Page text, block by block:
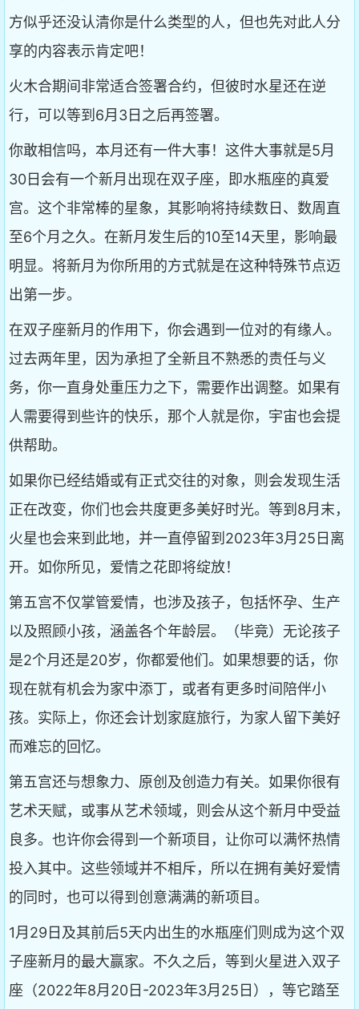
方似乎还没认清你是什么类型的人，但也先对此人分
享的内容表示肯定吧！
火木合期间非常适合签署合约，但彼时水星还在逆
行，可以等到6月3日之后再签署。
你敢相信吗，本月还有一件大事！这件大事就是5月
30日会有一个新月出现在双子座，即水瓶座的真爱
宫。这个非常棒的星象，其影响将持续数日、数周直
至6个月之久。在新月发生后的10至14天里，影响最
明显。将新月为你所用的方式就是在这种特殊节点迈
出第一步。
在双子座新月的作用下，你会遇到一位对的有缘人。
过去两年里，因为承担了全新且不熟悉的责任与义
务，你一直身处重压力之下，需要作出调整。如果有
人需要得到些许的快乐，那个人就是你，宇宙也会提
供帮助。
如果你已经结婚或有正式交往的对象，则会发现生活
正在改变，你们也会共度更多美好时光。等到8月末，
火星也会来到此地，并一直停留到2023年3月25日离
开。如你所见，爱情之花即将绽放！
第五宫不仅掌管爱情，也涉及孩子，包括怀孕、生产
以及照顾小孩，涵盖各个年龄层。（毕竟）无论孩子
是2个月还是20岁，你都爱他们。如果想要的话，你
现在就有机会为家中添丁，或者有更多时间陪伴小
孩。实际上，你还会计划家庭旅行，为家人留下美好
而难忘的回忆。
第五宫还与想象力、原创及创造力有关。如果你很有
艺术天赋，或事从艺术领域，则会从这个新月中受益
良多。也许你会得到一个新项目，让你可以满怀热情
投入其中。这些领域并不相斥，所以在拥有美好爱情
的同时，也可以得到创意满满的新项目。
1月29日及其前后5天内出生的水瓶座们则成为这个双
子座新月的最大赢家。不久之后，等到火星进入双子
座（2022年8月20日-2023年3月25日），等它踏至